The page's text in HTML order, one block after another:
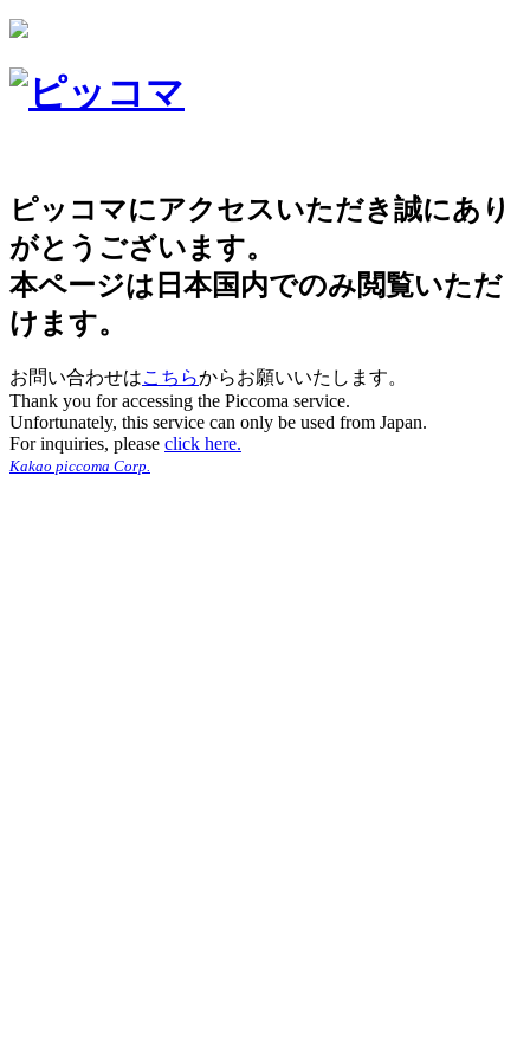
ピッコマにアクセスいただき誠にあり
がとうございます。
本ページは日本国内でのみ閲覧いただ
けます。
お問い合わせはこちらからお願いいたします。
Thank you for accessing the Piccoma service.
Unfortunately, this service can only be used from Japan.
For inquiries, please click here.
Kakao piccoma Corp.